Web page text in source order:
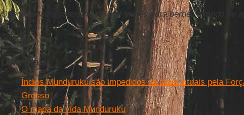
Que a audácia esteja na vida de vocês para perder o medo de
Sawe!!!
Leia mais
Índios Munduruku são impedidos de fazer rituais pela
Grosso
O mapa da vida Munduruku